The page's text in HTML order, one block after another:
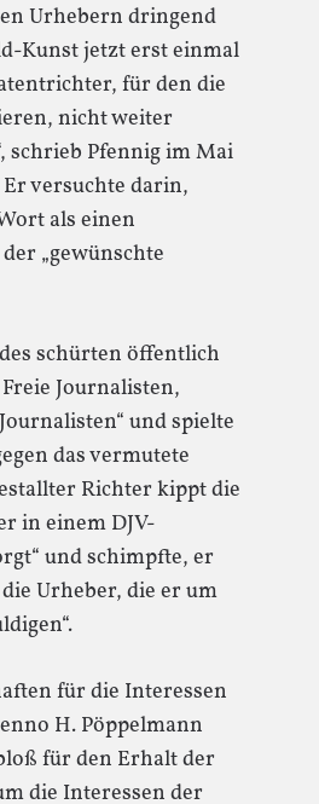
Urhebern dringend
Kunst jetzt erst einmal
für den die
nicht weiter
schrieb Pfennig im Mai
versuchte darin,
als einen
„gewünschte
schürten öffentlich
Journalisten,
und spielte
das vermutete
Richter kippt die
in einem DJV-
und schimpfte, er
Urheber, die er um
für die Interessen
H. Pöppelmann
für den Erhalt der
die Interessen der